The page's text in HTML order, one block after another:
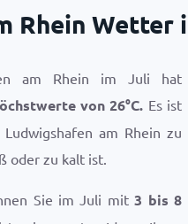
Rhein Wetter
am Rhein im Juli hat
von26°C. Es ist
am Rhein zu
oder zu kalt ist.
Sie im Juli mit3 bis 8